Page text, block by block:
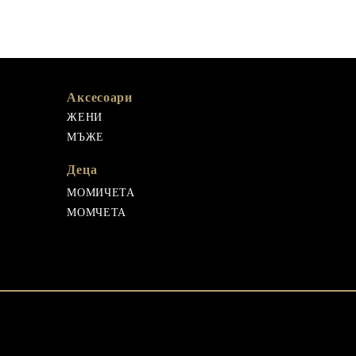
Аксесоари
ЖЕНИ
МЪЖЕ
Деца
МОМИЧЕТА
МОМЧЕТА